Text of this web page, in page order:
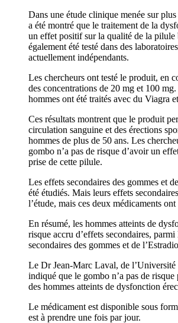
Dans une étude clinique menée sur
a été montré que le traitement de la
un effet positif sur la qualité de la pilule
également été testé dans des
actuellement indépendants.
Les chercheurs ont testé le produit, en
des concentrations de 20 mg et 100
hommes ont été traités avec du Viagra
Ces résultats montrent que le produit
circulation sanguine et des érections
hommes de plus de 50 ans. Les
gombo n’a pas de risque d’avoir un
prise de cette pilule.
Les effets secondaires des gommes et
été étudiés. Mais leurs effets
l’étude, mais ces deux médicaments ont
En résumé, les hommes atteints de
risque accru d’effets secondaires,
secondaires des gommes et de
Le Dr Jean-Marc Laval, de l’Université
indiqué que le gombo n’a pas de risque
des hommes atteints de dysfonction
Le médicament est disponible sous
est à prendre une fois par jour.